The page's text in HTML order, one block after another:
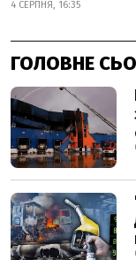
4 СЕРПНЯ, 16:35
ГОЛОВНЕ